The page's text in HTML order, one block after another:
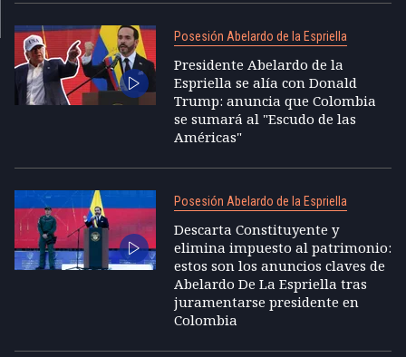
Posesión Abelardo de la Espriella
Presidente Abelardo de la
Espriella se alía con Donald
Trump: anuncia que Colombia
se sumará al "Escudo de las
Américas"
Posesión Abelardo de la Espriella
Descarta Constituyente y
elimina impuesto al patrimonio:
estos son los anuncios claves de
Abelardo De La Espriella tras
juramentarse presidente en
Colombia